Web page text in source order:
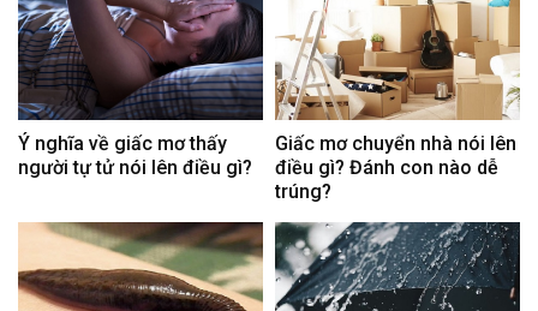
Ý nghĩa về giấc mơ thấy
người tự tử nói lên điều gì?
Giấc mơ chuyển nhà nói lên
điều gì? Đánh con nào dễ
trúng?